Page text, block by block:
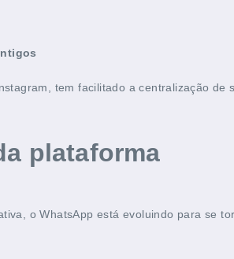
tem facilitado a centralização de
plataforma
o WhatsApp está evoluindo para se